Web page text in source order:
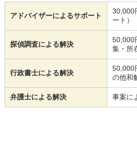
アドバイザーによるサポート
30,000
ート）
探偵調査による解決
50,000
集・所
行政書士による解決
50,000
の他和
弁護士による解決 事案に